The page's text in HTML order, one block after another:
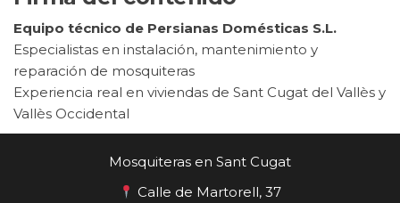
Equipo técnico de Persianas Domésticas S.L.
Especialistas en instalación, mantenimiento y
reparación de mosquiteras
Experiencia real en viviendas de Sant Cugat del Vallès y
Vallès Occidental
Mosquiteras en Sant Cugat
Calle de Martorell, 37